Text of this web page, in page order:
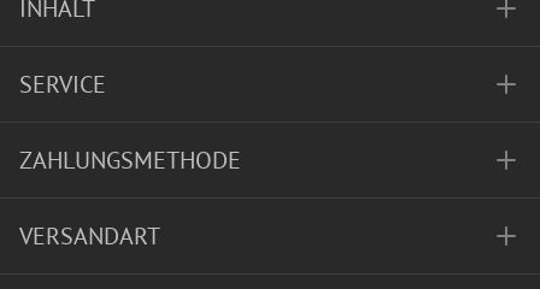
INHALT
SERVICE
ZAHLUNGSMETHODE
VERSANDART